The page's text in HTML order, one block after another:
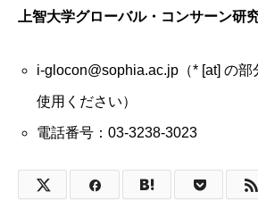
上智大学グローバル・コンサーン研
i-glocon@sophia.ac.jp（* [at] の
使用ください）
電話番号：03-3238-3023